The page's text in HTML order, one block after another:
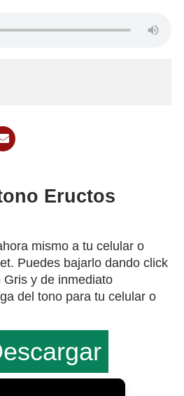
Eructos
mismo a tu celular o
Puedes bajarlo dando click
y de inmediato
del tono para tu celular o